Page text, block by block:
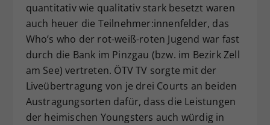
quantitativ wie qualitativ stark besetzt waren
auch heuer die Teilnehmer:innenfelder, das
Who’s who der rot-weiß-roten Jugend war fast
durch die Bank im Pinzgau (bzw. im Bezirk Zell
am See) vertreten. ÖTV TV sorgte mit der
Liveübertragung von je drei Courts an beiden
Austragungsorten dafür, dass die Leistungen
der heimischen Youngsters auch würdig in